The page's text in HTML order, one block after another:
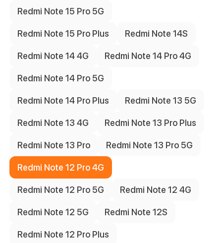
Redmi Note 15 Pro 5G
Redmi Note 15 Pro Plus Redmi Note 14S
Redmi Note 14 4G Redmi Note 14 Pro 4G
Redmi Note 14 Pro 5G
Redmi Note 14 Pro Plus Redmi Note 13 5G
Redmi Note 13 4G Redmi Note 13 Pro Plus
Redmi Note 13 Pro Redmi Note 13 Pro 5G
Redmi Note 12 Pro 4G
Redmi Note 12 Pro 5G Redmi Note 12 4G
Redmi Note 12 5G Redmi Note 12S
Redmi Note 12 Pro Plus
Dual nano SIM
Процессор
Цвет товара
Звёздно-голубой
Конфигурация памяти
6/128 ГБ
8/128 ГБ